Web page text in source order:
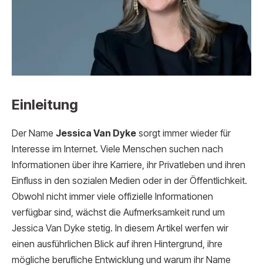
Einleitung
Der Name Jessica Van Dyke sorgt immer wieder für
Interesse im Internet. Viele Menschen suchen nach
Informationen über ihre Karriere, ihr Privatleben und ihren
Einfluss in den sozialen Medien oder in der Öffentlichkeit.
Obwohl nicht immer viele offizielle Informationen
verfügbar sind, wächst die Aufmerksamkeit rund um
Jessica Van Dyke stetig. In diesem Artikel werfen wir
einen ausführlichen Blick auf ihren Hintergrund, ihre
mögliche berufliche Entwicklung und warum ihr Name